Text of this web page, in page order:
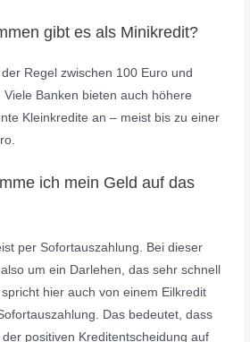
gibt es als Minikredit?
Regel zwischen 100 Euro und
Banken bieten auch höhere
Kleinkredite an – meist bis zu einer
ich mein Geld auf das
per Sofortauszahlung. Bei dieser
um ein Darlehen, das sehr schnell
hier auch von einem Eilkredit
Das bedeutet, dass
positiven Kreditentscheidung auf